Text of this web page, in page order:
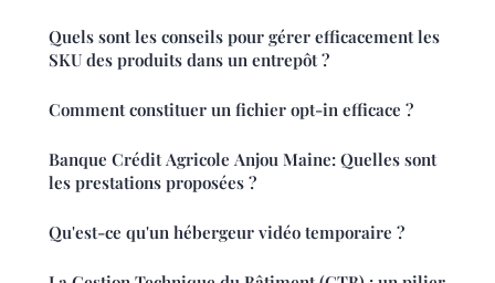
Quels sont les conseils pour gérer efficacement les
SKU des produits dans un entrepôt ?
Comment constituer un fichier opt-in efficace ?
Banque Crédit Agricole Anjou Maine: Quelles sont
les prestations proposées ?
Qu'est-ce qu'un hébergeur vidéo temporaire ?